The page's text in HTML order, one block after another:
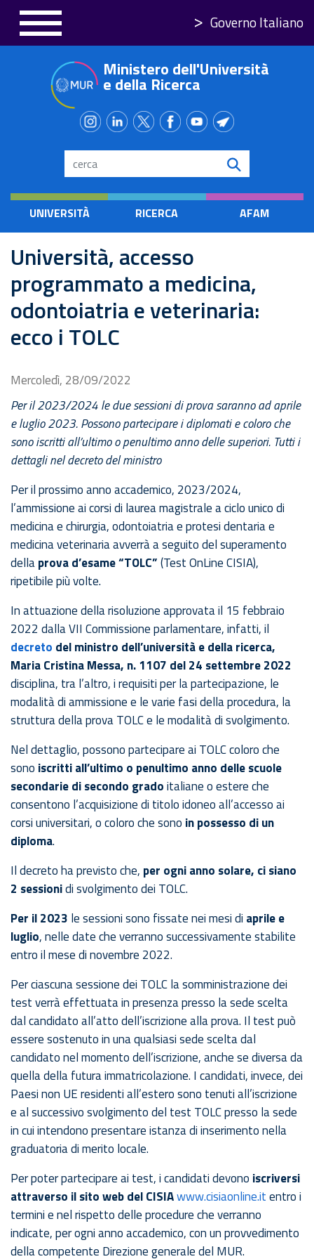
principale
Governo Italiano
Ministero dell'Università
e della Ricerca
Search
UNIVERSITÀ RICERCA AFAM
Università, accesso
programmato a medicina,
odontoiatria e veterinaria:
ecco i TOLC
Mercoledì, 28/09/2022
Per il 2023/2024 le due sessioni di prova saranno ad aprile
e luglio 2023. Possono partecipare i diplomati e coloro che
sono iscritti all’ultimo o penultimo anno delle superiori. Tutti i
dettagli nel decreto del ministro
Per il prossimo anno accademico, 2023/2024,
l’ammissione ai corsi di laurea magistrale a ciclo unico di
medicina e chirurgia, odontoiatria e protesi dentaria e
medicina veterinaria avverrà a seguito del superamento
dellaprova d’esame “TOLC”(Test OnLine CISIA),
ripetibile più volte.
In attuazione della risoluzione approvata il 15 febbraio
2022 dalla VII Commissione parlamentare, infatti, il
decreto del ministro dell’università e della ricerca,
Maria Cristina Messa, n. 1107 del 24 settembre 2022
disciplina, tra l’altro, i requisiti per la partecipazione, le
modalità di ammissione e le varie fasi della procedura, la
struttura della prova TOLC e le modalità di svolgimento.
Nel dettaglio, possono partecipare ai TOLC coloro che
sono iscritti all’ultimo o penultimo anno delle scuole
secondarie di secondo gradoitaliane o estere che
consentono l’acquisizione di titolo idoneo all’accesso ai
corsi universitari, o coloro che sono in possesso di un
diploma.
Il decreto ha previsto che, per ogni anno solare, ci siano
2 sessionidi svolgimento dei TOLC.
Per il 2023 le sessioni sono fissate nei mesi di aprile e
luglio, nelle date che verranno successivamente stabilite
entro il mese di novembre 2022.
Per ciascuna sessione dei TOLC la somministrazione dei
test verrà effettuata in presenza presso la sede scelta
dal candidato all’atto dell’iscrizione alla prova. Il test può
essere sostenuto in una qualsiasi sede scelta dal
candidato nel momento dell’iscrizione, anche se diversa da
quella della futura immatricolazione. I candidati, invece, dei
Paesi non UE residenti all’estero sono tenuti all’iscrizione
e al successivo svolgimento del test TOLC presso la sede
in cui intendono presentare istanza di inserimento nella
graduatoria di merito locale.
Per poter partecipare ai test, i candidati devono iscriversi
attraverso il sito web del CISIAwww.cisiaonline.itentro i
termini e nel rispetto delle procedure che verranno
indicate, per ogni anno accademico, con un provvedimento
della competente Direzione generale del MUR.